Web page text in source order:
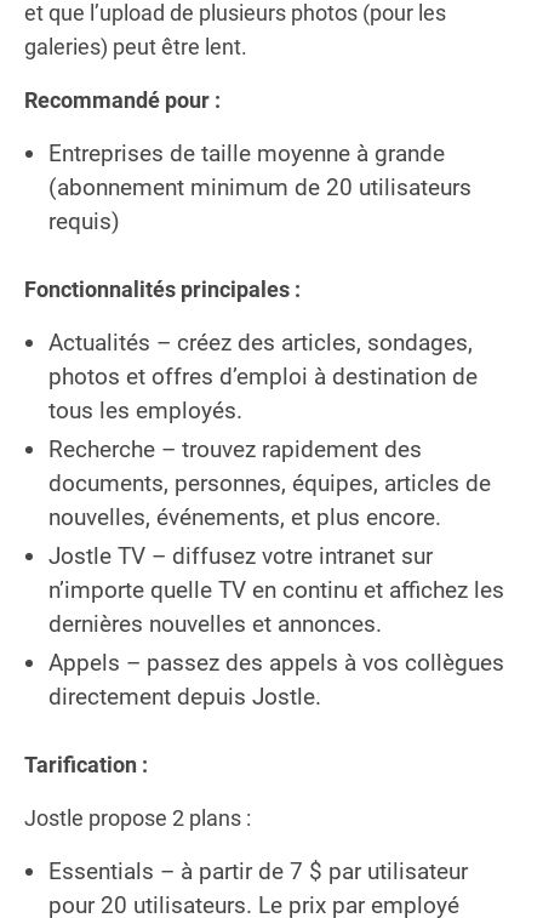
et que l’upload de plusieurs photos (pour les
galeries) peut être lent.
Recommandé pour :
Entreprises de taille moyenne à grande
(abonnement minimum de 20 utilisateurs
requis)
Fonctionnalités principales :
Actualités – créez des articles, sondages,
photos et offres d’emploi à destination de
tous les employés.
Recherche – trouvez rapidement des
documents, personnes, équipes, articles de
nouvelles, événements, et plus encore.
Jostle TV – diffusez votre intranet sur
n’importe quelle TV en continu et affichez les
dernières nouvelles et annonces.
Appels – passez des appels à vos collègues
directement depuis Jostle.
Tarification :
Jostle propose 2 plans :
Essentials – à partir de 7 $ par utilisateur
pour 20 utilisateurs. Le prix par employé